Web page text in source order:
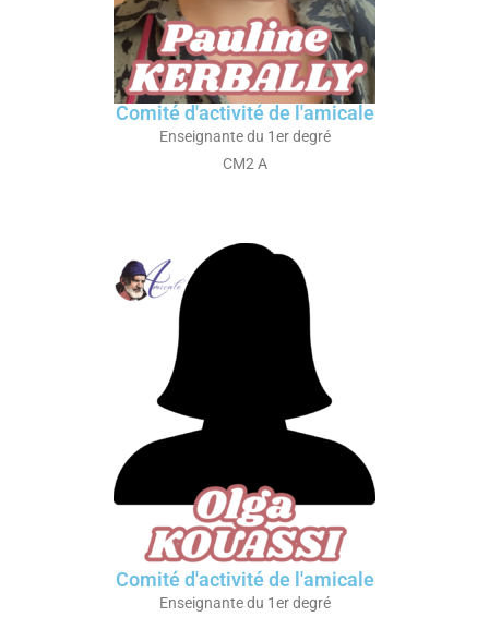
Comité d'activité de l'amicale
Enseignante du 1er degré
CM2 A
Comité d'activité de l'amicale
Enseignante du 1er degré